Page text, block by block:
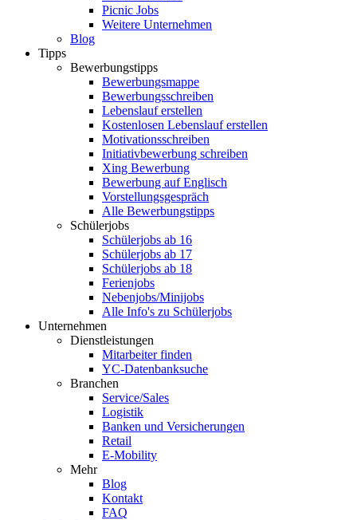
Picnic Jobs
Weitere Unternehmen
Blog
Tipps
Bewerbungstipps
Bewerbungsmappe
Bewerbungsschreiben
Lebenslauf erstellen
Kostenlosen Lebenslauf erstellen
Motivationsschreiben
Initiativbewerbung schreiben
Xing Bewerbung
Bewerbung auf Englisch
Vorstellungsgespräch
Alle Bewerbungstipps
Schülerjobs
Schülerjobs ab 16
Schülerjobs ab 17
Schülerjobs ab 18
Ferienjobs
Nebenjobs/Minijobs
Alle Info's zu Schülerjobs
Unternehmen
Dienstleistungen
Mitarbeiter finden
YC-Datenbanksuche
Branchen
Service/Sales
Logistik
Banken und Versicherungen
Retail
E-Mobility
Mehr
Blog
Kontakt
FAQ